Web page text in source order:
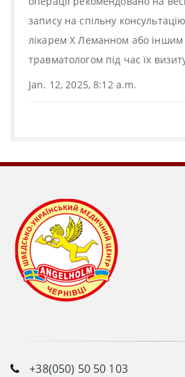
запису на спільну
лікарем Х Леманном або
травматологом під час їх
Jan. 12, 2025, 8:12 a.m.
+38(050) 50 50 103